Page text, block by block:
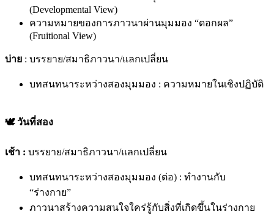
(Developmental View)​​
ความหมายของการภาวนาผ่านมุมมอง “ดอกผล”
(Fruitional View)
บ่าย : บรรยาย/สมาธิภาวนา/แลกเปลี่ยน
บทสนทนาระหว่างสองมุมมอง : ความหมายในเชิงปฏิบัติ​
🕊️ วันที่สอง
เช้า : บรรยาย/สมาธิภาวนา/แลกเปลี่ยน
บทสนทนาระหว่างสองมุมมอง (ต่อ) : ทำงานกับ
“ร่างกาย”
ภาวนาสร้างความสนใจใคร่รู้กับสิ่งที่เกิดขึ้นในร่างกาย